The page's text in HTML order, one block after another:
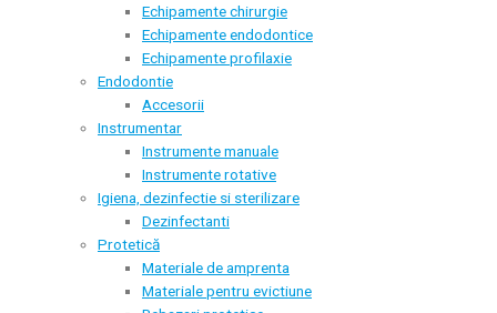
Echipamente chirurgie
Echipamente endodontice
Echipamente profilaxie
Endodontie
Accesorii
Instrumentar
Instrumente manuale
Instrumente rotative
Igiena, dezinfectie si sterilizare
Dezinfectanti
Protetică
Materiale de amprenta
Materiale pentru evictiune